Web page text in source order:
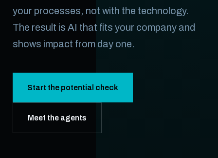
your processes, not with the technology.
The result is AI that fits your company and
shows impact from day one.
Start the potential check
Meet the agents